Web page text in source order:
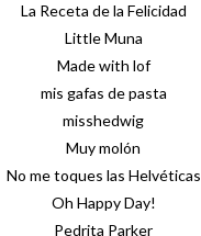
La Receta de la Felicidad
Little Muna
Made with lof
mis gafas de pasta
misshedwig
Muy molón
No me toques las Helvéticas
Oh Happy Day!
Pedrita Parker